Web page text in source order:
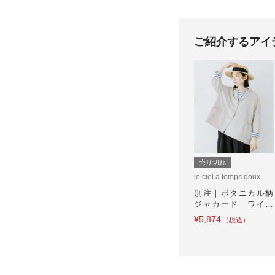
ご紹介するアイ
売り切れ
le ciel a temps doux
別注｜ボタニカル柄
ジャカード ワイド
ジャケット
¥5,874